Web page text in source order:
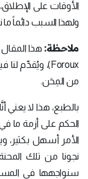
الأوقات على
ولهذا السبب دائماً
ملاحظة:
من المِحَن.
بالطبع، هذا لا يعني
الحكم على أزمة ما في
الأمر أسهل بكثير،
نجونا من تلك
سنواجهها في